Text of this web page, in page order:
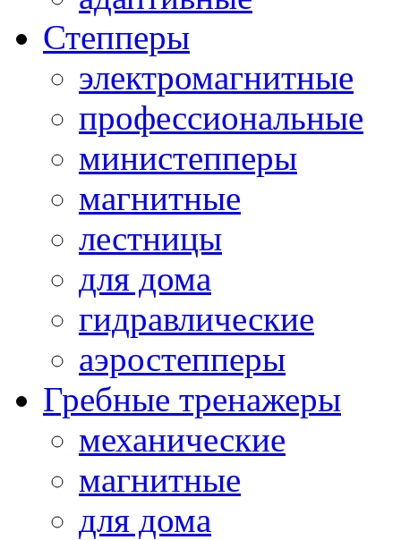
Степперы
электромагнитные
профессиональные
министепперы
магнитные
лестницы
для дома
гидравлические
аэростепперы
Гребные тренажеры
механические
магнитные
для дома